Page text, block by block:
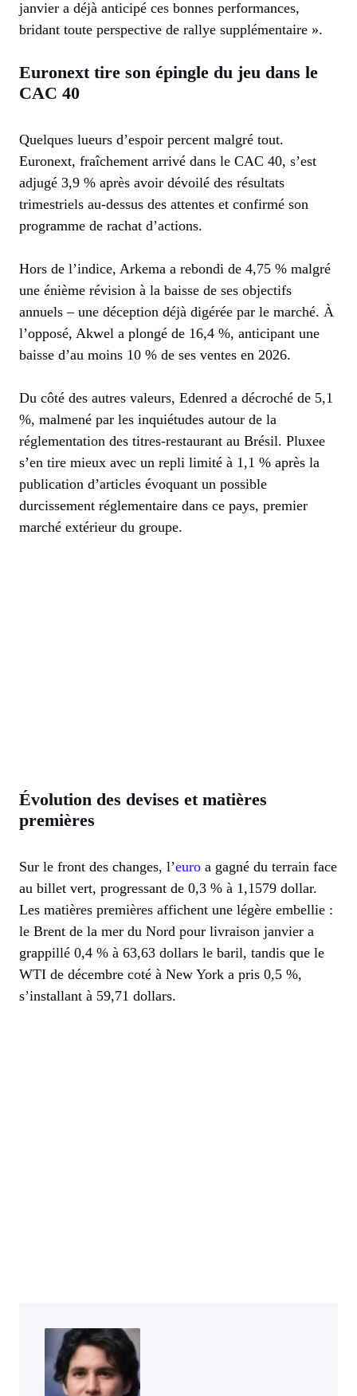
janvier a déjà anticipé ces bonnes performances,
bridant toute perspective de rallye supplémentaire ».
Euronext tire son épingle du jeu dans le
CAC 40
Quelques lueurs d’espoir percent malgré tout.
Euronext, fraîchement arrivé dans le CAC 40, s’est
adjugé 3,9 % après avoir dévoilé des résultats
trimestriels au-dessus des attentes et confirmé son
programme de rachat d’actions.
Hors de l’indice, Arkema a rebondi de 4,75 % malgré
une énième révision à la baisse de ses objectifs
annuels – une déception déjà digérée par le marché. À
l’opposé, Akwel a plongé de 16,4 %, anticipant une
baisse d’au moins 10 % de ses ventes en 2026.
Du côté des autres valeurs, Edenred a décroché de 5,1
%, malmené par les inquiétudes autour de la
réglementation des titres-restaurant au Brésil. Pluxee
s’en tire mieux avec un repli limité à 1,1 % après la
publication d’articles évoquant un possible
durcissement réglementaire dans ce pays, premier
marché extérieur du groupe.
Évolution des devises et matières
premières
Sur le front des changes, l’euro a gagné du terrain face
au billet vert, progressant de 0,3 % à 1,1579 dollar.
Les matières premières affichent une légère embellie :
le Brent de la mer du Nord pour livraison janvier a
grappillé 0,4 % à 63,63 dollars le baril, tandis que le
WTI de décembre coté à New York a pris 0,5 %,
s’installant à 59,71 dollars.